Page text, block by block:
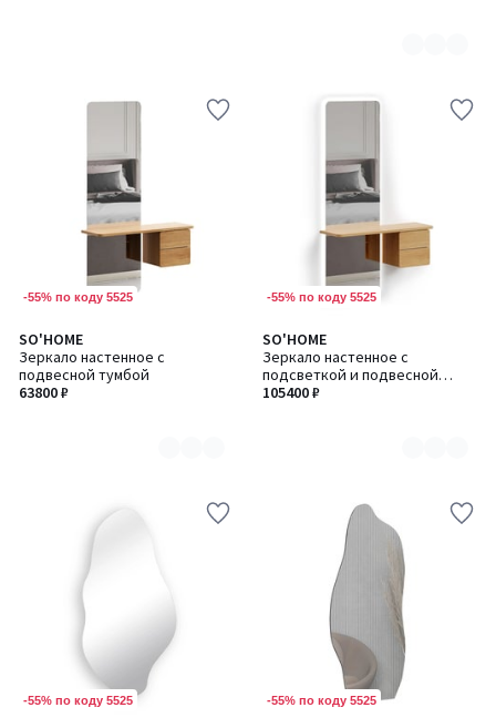
-55% по коду 5525
SO'HOME
Зеркало настенное с
подвесной тумбой
63800 ₽
Количество
цветов:
2
-55% по коду 5525
SO'HOME
Зеркало настенное с
подсветкой и подвесной
тумбой
105400 ₽
Количество
цветов:
2
-55% по коду 5525 -55% по коду 5525